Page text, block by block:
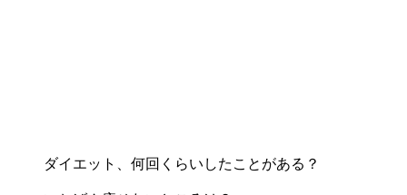
ダイエット、何回くらいしたことがある？